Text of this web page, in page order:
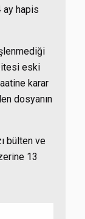
ay hapis
eski
karar
dosyanın
bülten ve
13